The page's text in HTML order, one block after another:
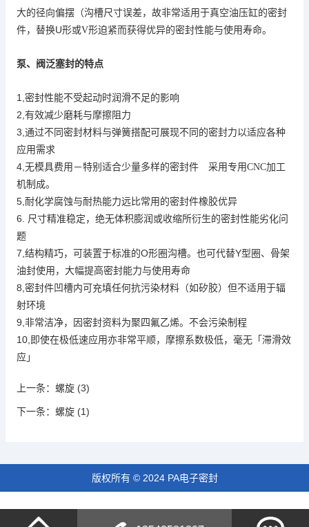
大的径向偏摆（沟槽尺寸误差，故非常适用于真空油压缸的密封
件，替换U形或V形迫紧而获得优异的密封性能与使用寿命。
泵、阀泛塞封的特点
1, 密封性能不受起动时润滑不足的影响
2, 有效减少磨耗与摩擦阻力
3,通过不同密封材料与弹簧搭配 可展现不同的密封力以适应各种
应用需求
4, 无模具费用－特别适合少量多样的密封件 采用专用CNC加工
机制成。
5, 耐化学腐蚀与耐热能力远比常用的密封件橡胶优异
6. 尺寸精准稳定，绝无体积膨润或收缩所衍生的密封性能劣化问
题
7, 结构精巧 ， 可装置于标准的O形圈沟槽。 也可代替Y型圈、骨架
油封使用， 大幅提高密封能力与使用寿命
8, 密封件凹槽内可充填任何抗污染材料（如矽胶）但不适用于辐
射环境
9, 非常洁净，因密封资料为聚四氟乙烯。不会污染制程
10, 即使在极低速应用亦非常平顺，摩擦系数极低，毫无「滞滑效
应」
上一条： 螺旋 (3)
下一条： 螺旋 (1)
版权所有 © 2024 PA电子密封